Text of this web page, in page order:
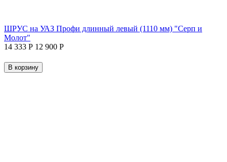
ШРУС на УАЗ Профи длинный левый (1110 мм) "Серп и
Молот"
14 333 Р 12 900 Р
В корзину